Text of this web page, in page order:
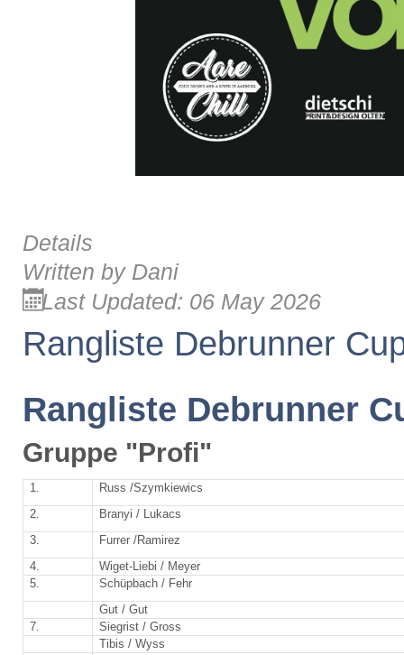
Details
Written by Dani
Last Updated: 06 May 2026
Rangliste Debrunner
Rangliste Debrunner
Gruppe "Profi"
1.
Russ /Szymkiewics
2.
Branyi / Lukacs
3.
Furrer /Ramirez
4.
Wiget-Liebi / Meyer
5.
Schüpbach / Fehr
Gut / Gut
7.
Siegrist / Gross
Tibis / Wyss